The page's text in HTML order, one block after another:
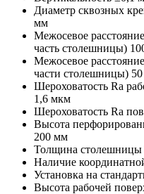
Диаметр сквозных
мм
Межосевое
часть столешницы)
Межосевое
части столешницы)
Шероховатость Ra
1,6 мкм
Шероховатость Ra
Высота
200 мм
Толщина
Наличие
Установка на
Высота рабочей